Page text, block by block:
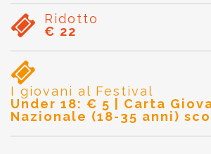
Ridotto
€ 22
I giovani al Festival
Under 18: € 5 | Carta
Nazionale (18-35 anni)